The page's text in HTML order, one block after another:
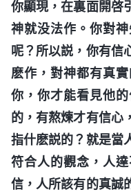
你顯現，在裏面開啓
神就没法作。你對
呢？所以説，你有信
麽作，對神都有真
你，你才能看見他
的，有熬煉才有信心
指什麽説的？就是當
符合人的觀念，人
信，人所該有的真誠